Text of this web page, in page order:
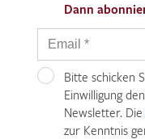
Dann
Bitte schicken
Einwilligung
Newsletter. Die
zur Kenntnis